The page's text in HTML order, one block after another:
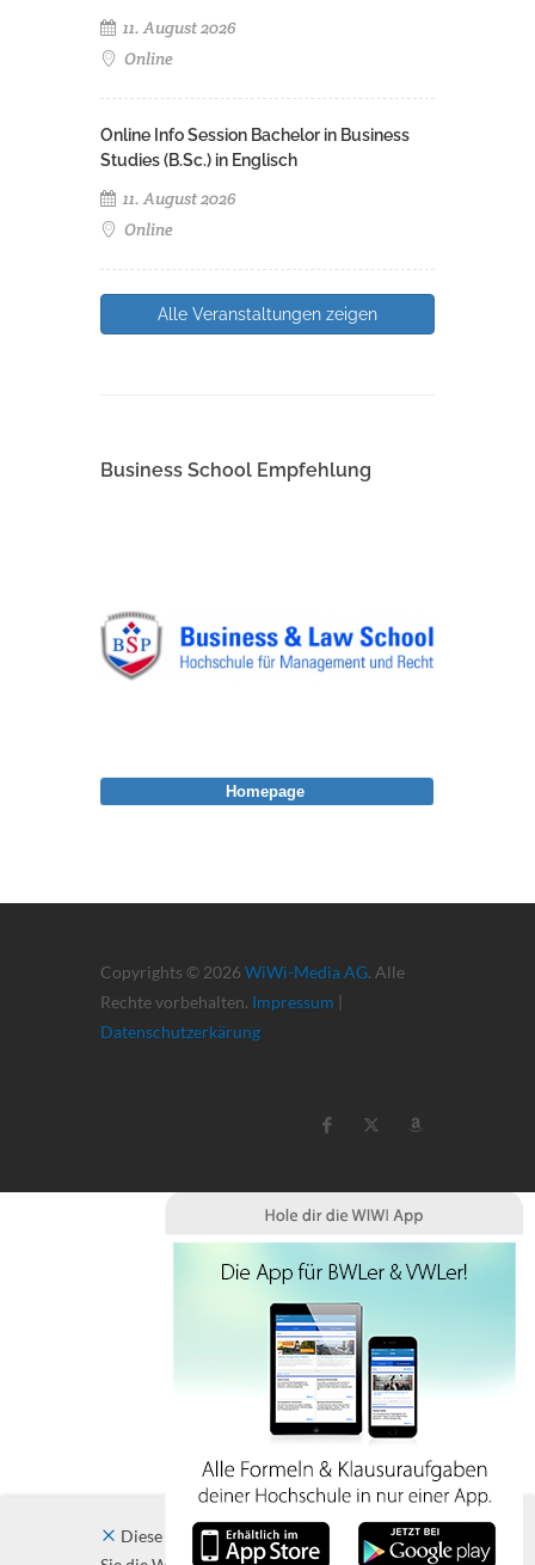
11. August 2026
Online
Online Info Session Bachelor in Business
Studies (B.Sc.) in Englisch
11. August 2026
Online
Alle Veranstaltungen zeigen
Business School Empfehlung
Copyrights © 2026 WiWi-Media AG. Alle
Rechte vorbehalten. Impressum |
Datenschutzerkärung
Diese Website verwendet Cookies. Indem
Homepage